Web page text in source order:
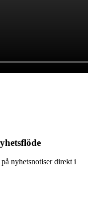
nyhetsnotiser direkt i